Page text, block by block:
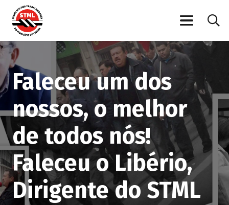
Faleceu um dos
nossos, o melhor
de todos nós!
Faleceu o Libério,
Dirigente do STML